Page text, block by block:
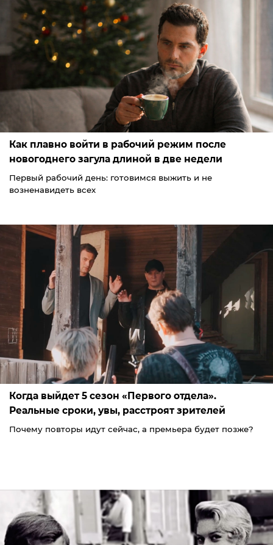
Как плавно войти в рабочий режим после
новогоднего загула длиной в две недели
Первый рабочий день: готовимся выжить и не
возненавидеть всех
Когда выйдет 5 сезон «Первого отдела».
Реальные сроки, увы, расстроят зрителей
Почему повторы идут сейчас, а премьера будет позже?